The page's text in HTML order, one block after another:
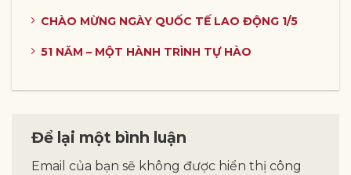
CHÀO MỪNG NGÀY QUỐC TẾ LAO ĐỘNG 1/5
51 NĂM – MỘT HÀNH TRÌNH TỰ HÀO
Để lại một bình luận
Email của bạn sẽ không được hiển thị công